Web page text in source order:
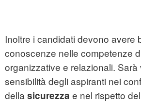
Inoltre i candidati devono avere
conoscenze nelle competenze
organizzative e relazionali.
sensibilità degli aspiranti nei
della sicurezza e nel rispetto